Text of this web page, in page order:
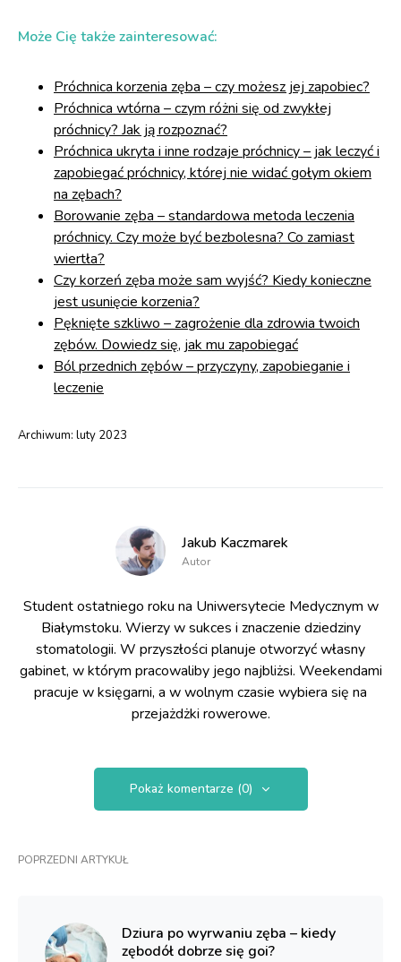
Może Cię także zainteresować:
Próchnica korzenia zęba – czy możesz jej zapobiec?
Próchnica wtórna – czym różni się od zwykłej
próchnicy? Jak ją rozpoznać?
Próchnica ukryta i inne rodzaje próchnicy – jak leczyć i
zapobiegać próchnicy, której nie widać gołym okiem
na zębach?
Borowanie zęba – standardowa metoda leczenia
próchnicy. Czy może być bezbolesna? Co zamiast
wiertła?
Czy korzeń zęba może sam wyjść? Kiedy konieczne
jest usunięcie korzenia?
Pęknięte szkliwo – zagrożenie dla zdrowia twoich
zębów. Dowiedz się, jak mu zapobiegać
Ból przednich zębów – przyczyny, zapobieganie i
leczenie
Archiwum: luty 2023
Jakub Kaczmarek
Autor
Student ostatniego roku na Uniwersytecie Medycznym w
Białymstoku. Wierzy w sukces i znaczenie dziedziny
stomatologii. W przyszłości planuje otworzyć własny
gabinet, w którym pracowaliby jego najbliżsi. Weekendami
pracuje w księgarni, a w wolnym czasie wybiera się na
przejażdżki rowerowe.
Pokaż komentarze (0)
POPRZEDNI ARTYKUŁ
Dziura po wyrwaniu zęba – kiedy
zębodół dobrze się goi?